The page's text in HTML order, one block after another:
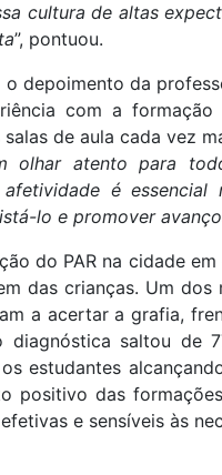
cultura de altas
”, pontuou.
depoimento da
com a
de aula cada vez
olhar atento para
afetividade é
lo e promover
do PAR na cidade
das crianças. Um
a acertar a grafia,
diagnóstica saltou de
estudantes
positivo das
e sensíveis às